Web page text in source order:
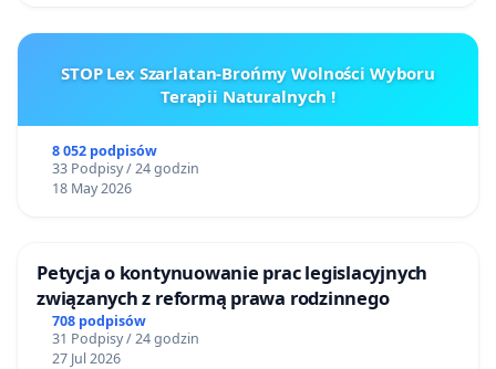
STOP Lex Szarlatan-Brońmy Wolności Wyboru
Terapii Naturalnych !
8 052 podpisów
33 Podpisy / 24 godzin
18 May 2026
Petycja o kontynuowanie prac legislacyjnych
związanych z reformą prawa rodzinnego
708 podpisów
31 Podpisy / 24 godzin
27 Jul 2026